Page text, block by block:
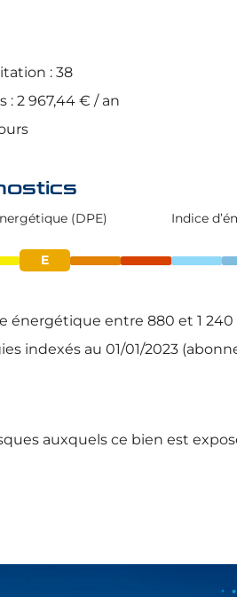
: 38
: 2 967,44 € / an
(DPE)
E
Indice
énergétique entre 880 et 1 240
indexés au 01/01/2023
auxquels ce bien est